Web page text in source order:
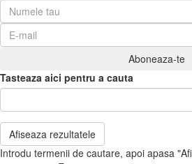
Tasteaza aici pentru a cauta
Afiseaza rezultatele
Introdu termenii de cautare, apoi apasa